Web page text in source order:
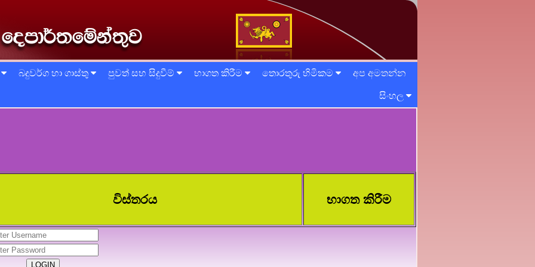
බදුවර්ග හා ගාස්තු පුවත් සහ සිදුවීම් භාගත කිරීම තොරතුරු හිමිකම අප අමතන්න
සිංහල
විස්තරය භාගත කිරීම